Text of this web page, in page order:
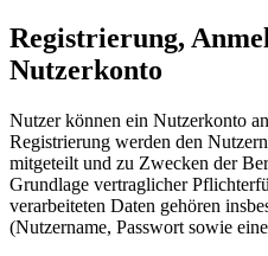
Registrierung,
Nutzerkonto
Nutzer können ein Nutzerkonto
Registrierung werden den
mitgeteilt und zu Zwecken der
Grundlage vertraglicher
verarbeiteten Daten gehören
(Nutzername, Passwort sowie